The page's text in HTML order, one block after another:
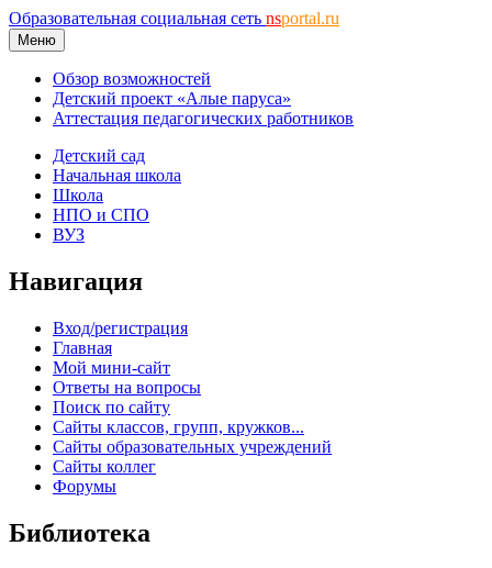
Образовательная социальная сеть nsportal.ru
Меню
Обзор возможностей
Детский проект «Алые паруса»
Аттестация педагогических работников
Детский сад
Начальная школа
Школа
НПО и СПО
ВУЗ
Навигация
Вход/регистрация
Главная
Мой мини-сайт
Ответы на вопросы
Поиск по сайту
Сайты классов, групп, кружков...
Сайты образовательных учреждений
Сайты коллег
Форумы
Библиотека